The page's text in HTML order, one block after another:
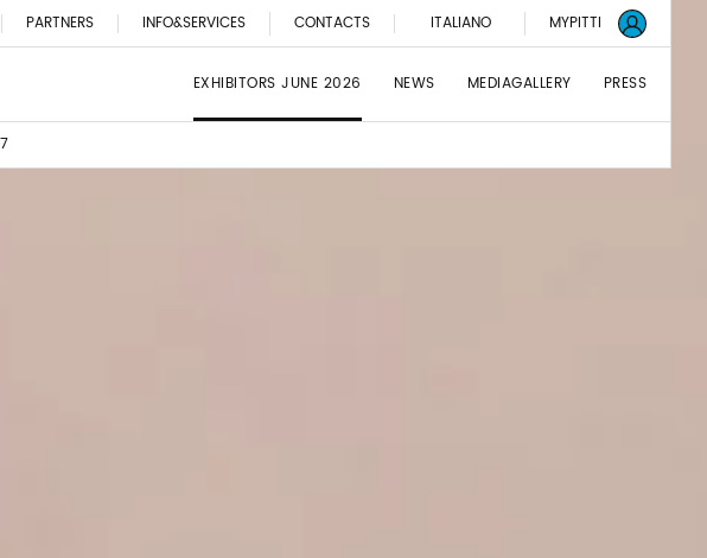
PARTNERS INFO&SERVICES CONTACTS ITALIANO MYPITTI
EXHIBITORS JUNE 2026 NEWS MEDIAGALLERY PRESS